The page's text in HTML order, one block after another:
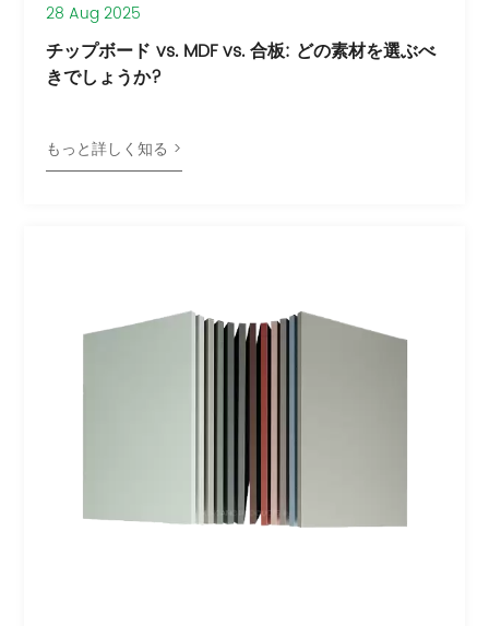
28 Aug 2025
チップボード vs. MDF vs. 合板: どの素材を選ぶべ
きでしょうか?
もっと詳しく知る >